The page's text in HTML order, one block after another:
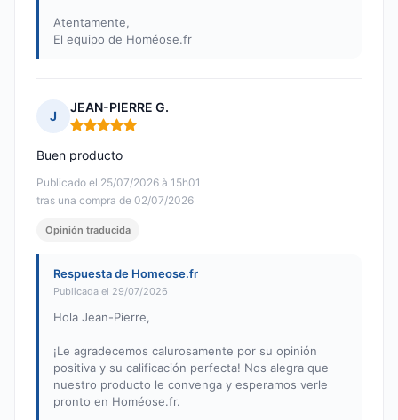
Atentamente,
El equipo de Homéose.fr
J
JEAN-PIERRE G.
Nota: 5 de 5
Publicado el 25/07/2026 à 15h01
tras una compra de 02/07/2026
Buen producto
Opinión traducida
Respuesta de Homeose.fr
Publicada el 29/07/2026
Hola Jean-Pierre,
¡Le agradecemos calurosamente por su opinión
positiva y su calificación perfecta! Nos alegra que
nuestro producto le convenga y esperamos verle
pronto en Homéose.fr.